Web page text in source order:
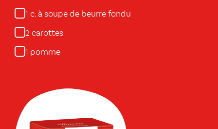
1 c. à soupe de beurre fondu
2 carottes
1 pomme